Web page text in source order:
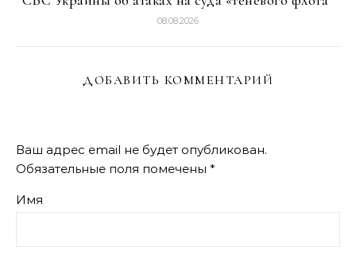
08.08.2026
ДОБАВИТЬ КОММЕНТАРИЙ
Ваш адрес email не будет опубликован.
Обязательные поля помечены *
Имя